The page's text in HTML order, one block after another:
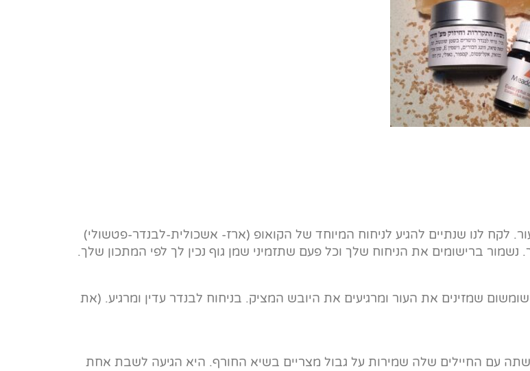
לקח לנו שנתיים להגיע לניחוח המיוחד של הקואופ (ארז- אשכולית-לבנדר-פטשולי)
ברישומים את הניחוח שלך וכל פעם שתזמיני שמן גוף נכין לך לפי המתכון שלך.
שמזינים את העור ומרגיעים את היובש המציק. בניחוח לבנדר עדין ומרגיע. (את
עם החיילים שלה שמירות על גבול מצריים בשיא החורף. היא הגיעה לשבת אחת